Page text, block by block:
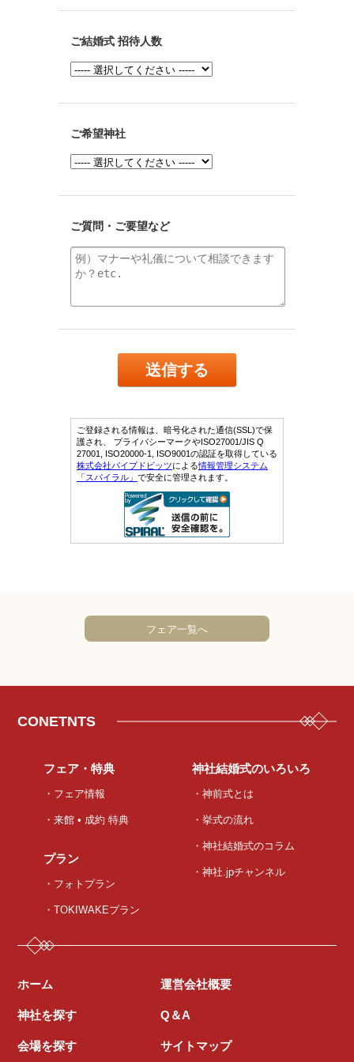
フェア一覧へ
CONETNTS
フェア・特典
・フェア情報
・来館 • 成約 特典
プラン
・フォトプラン
・TOKIWAKEプラン
神社結婚式のいろいろ
・神前式とは
・挙式の流れ
・神社結婚式のコラム
・神社.jpチャンネル
ホーム
神社を探す
会場を探す
運営会社概要
Q＆A
サイトマップ